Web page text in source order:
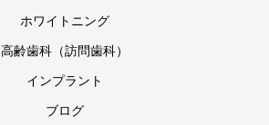
ホワイトニング
高齢歯科（訪問歯科）
インプラント
ブログ